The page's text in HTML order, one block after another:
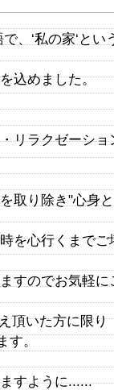
、‘私の家‘とい
込めました。
リラクゼーシ
取り除き"心身
を心行くまでご
すのでお気軽
頂いた方に限り
す。
すように......